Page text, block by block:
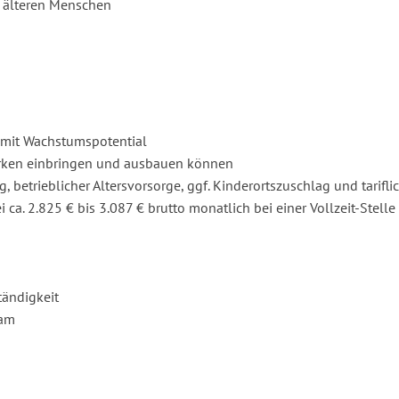
Menschen
Wachstumspotential
einbringen und ausbauen können
betrieblicher Altersvorsorge, ggf. Kinderortszuschlag und
2.825 € bis 3.087 € brutto monatlich bei einer Vollzeit-Stelle